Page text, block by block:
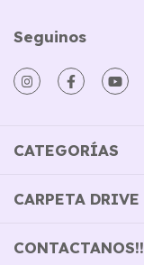
Seguinos
CATEGORÍAS
CARPETA DRIVE
CONTACTANOS!!